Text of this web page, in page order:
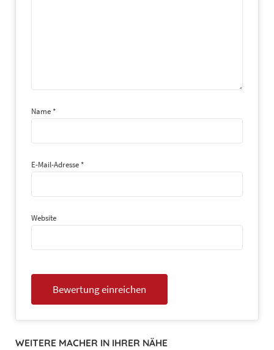
Name *
E-Mail-Adresse *
Website
WEITERE MACHER IN IHRER NÄHE